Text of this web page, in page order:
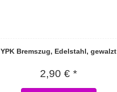
YPK Bremszug, Edelstahl, gewalzt
2,90 € *